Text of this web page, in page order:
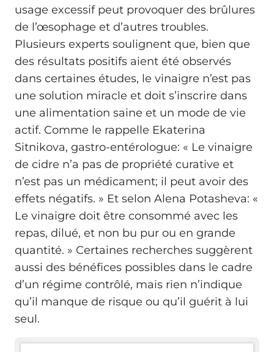
usage excessif peut provoquer des brûlures
de l’œsophage et d’autres troubles.
Plusieurs experts soulignent que, bien que
des résultats positifs aient été observés
dans certaines études, le vinaigre n’est pas
une solution miracle et doit s’inscrire dans
une alimentation saine et un mode de vie
actif. Comme le rappelle Ekaterina
Sitnikova, gastro-entérologue: « Le vinaigre
de cidre n’a pas de propriété curative et
n’est pas un médicament; il peut avoir des
effets négatifs. » Et selon Alena Potasheva: «
Le vinaigre doit être consommé avec les
repas, dilué, et non bu pur ou en grande
quantité. » Certaines recherches suggèrent
aussi des bénéfices possibles dans le cadre
d’un régime contrôlé, mais rien n’indique
qu’il manque de risque ou qu’il guérit à lui
seul.